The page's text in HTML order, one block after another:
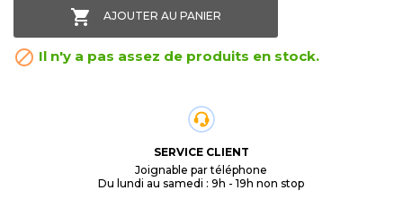
 AJOUTER AU PANIER
 Il n'y a pas assez de produits en stock.
SERVICE CLIENT
Joignable par téléphone
Du lundi au samedi : 9h - 19h non stop